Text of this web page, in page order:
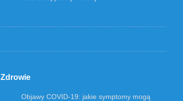
Zdrowie
Objawy COVID-19: jakie symptomy mogą